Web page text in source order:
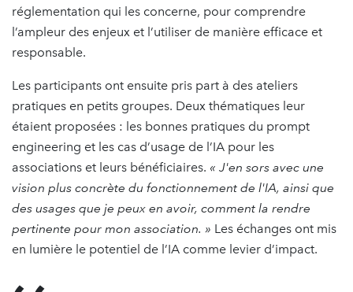
réglementation qui les concerne, pour comprendre
l’ampleur des enjeux et l’utiliser de manière efficace et
responsable.
Les participants ont ensuite pris part à des ateliers
pratiques en petits groupes. Deux thématiques leur
étaient proposées : les bonnes pratiques du prompt
engineering et les cas d’usage de l’IA pour les
associations et leurs bénéficiaires. « J'en sors avec une
vision plus concrète du fonctionnement de l'IA, ainsi que
des usages que je peux en avoir, comment la rendre
pertinente pour mon association. » Les échanges ont mis
en lumière le potentiel de l’IA comme levier d’impact.